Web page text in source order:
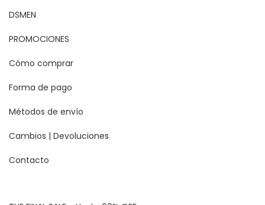
DSMEN
PROMOCIONES
Cómo comprar
Forma de pago
Métodos de envío
Cambios | Devoluciones
Contacto